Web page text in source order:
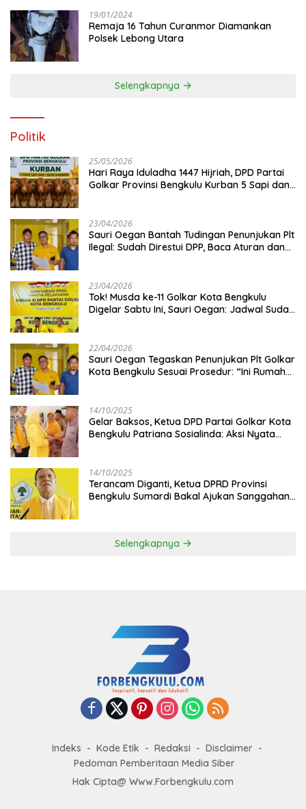
19/01/2024
Remaja 16 Tahun Curanmor Diamankan
Polsek Lebong Utara
Selengkapnya
Politik
25/05/2026
Hari Raya Iduladha 1447 Hijriah, DPD Partai
Golkar Provinsi Bengkulu Kurban 5 Sapi dan 1
23/04/2026
Sauri Oegan Bantah Tudingan Penunjukan Plt
Ilegal: Sudah Direstui DPP, Baca Aturan dan
23/04/2026
‎Tok! Musda ke-11 Golkar Kota Bengkulu
Digelar Sabtu Ini, Sauri Oegan: Jadwal Sudah
22/04/2026
Sauri Oegan Tegaskan Penunjukan Plt Golkar
Kota Bengkulu Sesuai Prosedur: “Ini Rumah
14/10/2025
‎Gelar Baksos, Ketua DPD Partai Golkar Kota
Bengkulu Patriana Sosialinda: Aksi Nyata
14/10/2025
Terancam Diganti, Ketua DPRD Provinsi
Bengkulu Sumardi Bakal Ajukan Sanggahan
Selengkapnya
Indeks Kode Etik Redaksi
Disclaimer
Pedoman Pemberitaan Media Siber
Hak Cipta@ Www.Forbengkulu.com